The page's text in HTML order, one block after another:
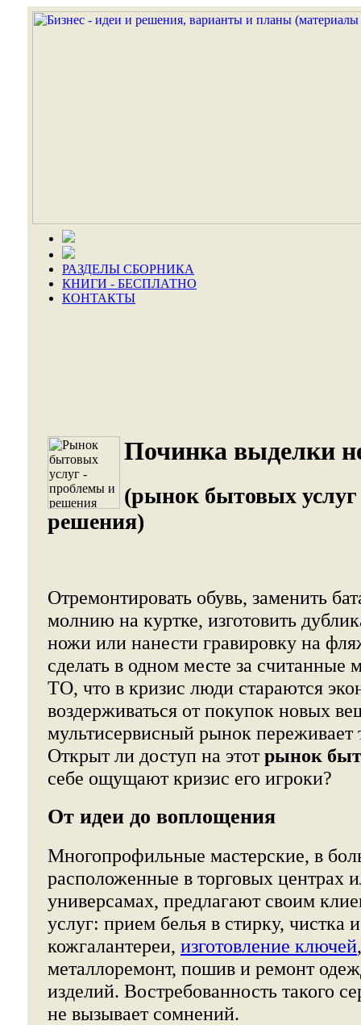
РАЗДЕЛЫ СБОРНИКА
КНИГИ - БЕСПЛАТНО
КОНТАКТЫ
Починка выделки
(рынок бытовых
решения)
Отремонтировать обувь, заменить
молнию на куртке, изготовить
ножи или нанести гравировку на
сделать в одном месте за
ТО, что в кризис люди стараются
воздерживаться от покупок новых
мультисервисный рынок переживает
Открыт ли доступ на этотрынок
себе ощущают кризис его игроки?
От идеи до воплощения
Многопрофильные мастерские, в
расположенные в торговых центрах
универсамах, предлагают своим
услуг: прием белья в стирку, чистка
кожгалантереи, изготовление ключей
металлоремонт, пошив и ремонт
изделий. Востребованность такого
не вызывает сомнений.